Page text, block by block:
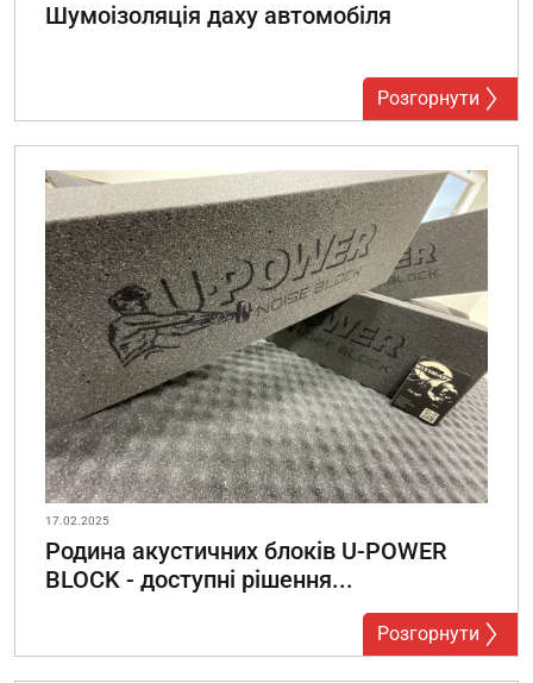
Шумоізоляція даху автомобіля
Розгорнути
17.02.2025
Родина акустичних блоків U-POWER
BLOCK - доступні рішення...
Розгорнути